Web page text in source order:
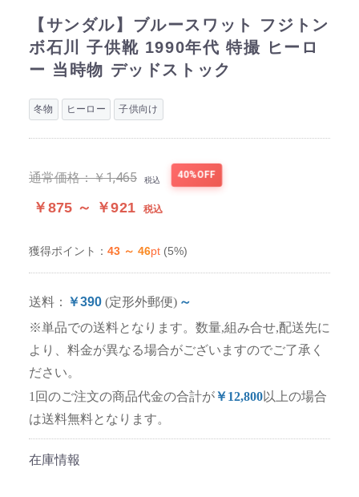
【サンダル】ブルースワット フジトン
ボ石川 子供靴 1990年代 特撮 ヒーロ
ー 当時物 デッドストック
冬物 ヒーロー 子供向け
通常価格：￥1,465 税込 40%OFF
￥875 ～ ￥921 税込
獲得ポイント： 43 ～ 46pt (5%)
送料： ￥390 (定形外郵便) ～
※単品での送料となります。数量,組み合せ,配送先に
より、料金が異なる場合がございますのでご了承く
ださい。
1回のご注文の商品代金の合計が￥12,800以上の場合
は送料無料となります。
在庫情報